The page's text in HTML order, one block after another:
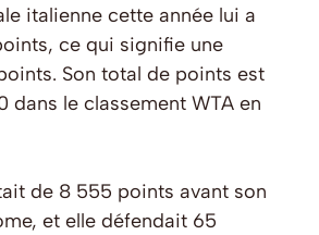
italienne cette année lui a
ce qui signifie une
Son total de points est
dans le classement WTA en
de 8 555 points avant son
et elle défendait 65